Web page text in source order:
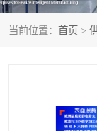
当前位置： 首页 >